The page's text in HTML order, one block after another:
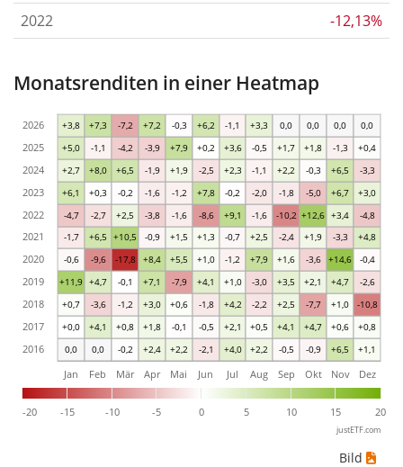
2022
-12,13%
Monatsrenditen in einer Heatmap
0,0 0,0 -0,2 +2,4 +2,2 -2,1 +4,0 +2,2 -0,5 -0,9 +6,5 +1,1
+0,0 +4,1 +0,8 +1,8 -0,1 -0,5 +2,1 +0,5 +4,1 +4,7 +0,6 +0,8
+0,7 -3,6 -1,2 +3,0 +0,6 -1,8 +4,2 -2,2 +2,5 -7,7 +1,0 -10,8
+11,9 +4,7 -0,1 +7,1 -7,9 +4,1 +1,0 -3,0 +3,5 +2,1 +4,7 -2,6
-0,6 -9,6 -17,8 +8,4 +5,5 +1,0 -1,2 +7,9 +1,6 -3,6 +14,6 -0,4
-1,7 +6,5 +10,5 -0,9 +1,5 +1,3 -0,7 +2,5 -2,4 +1,9 -3,3 +4,8
-4,7 -2,7 +2,5 -3,8 -1,6 -8,6 +9,1 -1,6 -10,2 +12,6 +3,4 -4,8
+6,1 +0,3 -0,2 -1,6 -1,2 +7,8 -0,2 -2,0 -1,8 -5,0 +6,7 +3,0
+2,7 +8,0 +6,5 -1,9 +1,9 -2,5 +2,3 -1,1 +2,2 -0,3 +6,5 -3,3
+5,0 -1,1 -4,2 -3,9 +7,9 +0,2 +3,6 -0,5 +1,7 +1,8 -1,3 +0,4
+3,8 +7,3 -7,2 +7,2 -0,3 +6,2 -1,1 +3,3 0,0 0,0 0,0 0,0
-20 -15 -10 -5 0 5 10 15 20
Jan Feb Mär Apr Mai Jun Jul Aug Sep Okt Nov Dez
2016
2017
2018
2019
2020
2021
2022
2023
2024
2025
2026
justETF.com
Bild